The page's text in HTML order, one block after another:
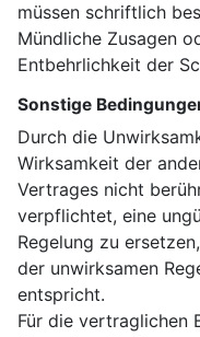
müssen schriftlich
Mündliche Zusagen
Entbehrlichkeit der
Sonstige
Durch die
Wirksamkeit der
Vertrages nicht
verpflichtet, eine
Regelung zu
der unwirksamen
entspricht.
Für die vertraglichen